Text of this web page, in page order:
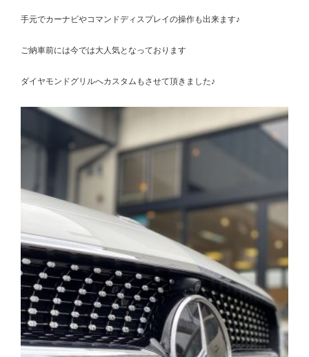
手元でカーナビやコマンドディスプレイの操作も出来ます♪
ご納車前には今では大人気となっております
ダイヤモンドグリルへカスタムもさせて頂きました♪